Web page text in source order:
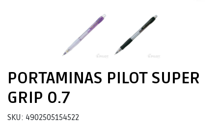
PORTAMINAS PILOT SUPER
GRIP 0.7
SKU: 4902505154522